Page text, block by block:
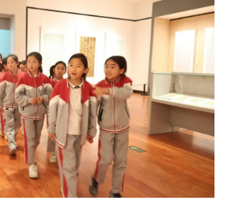
工作通知
成果集萃
脉
资料下载
新闻宣传
对外宣传
新闻发布
家
品牌栏目
文化文艺